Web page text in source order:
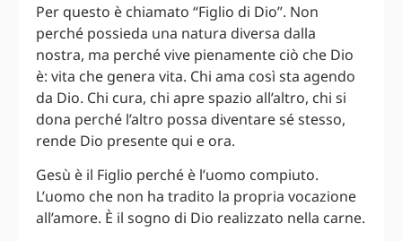
Per questo è chiamato “Figlio di Dio”. Non
perché possieda una natura diversa dalla
nostra, ma perché vive pienamente ciò che Dio
è: vita che genera vita. Chi ama così sta agendo
da Dio. Chi cura, chi apre spazio all’altro, chi si
dona perché l’altro possa diventare sé stesso,
rende Dio presente qui e ora.
Gesù è il Figlio perché è l’uomo compiuto.
L’uomo che non ha tradito la propria vocazione
all’amore. È il sogno di Dio realizzato nella carne.